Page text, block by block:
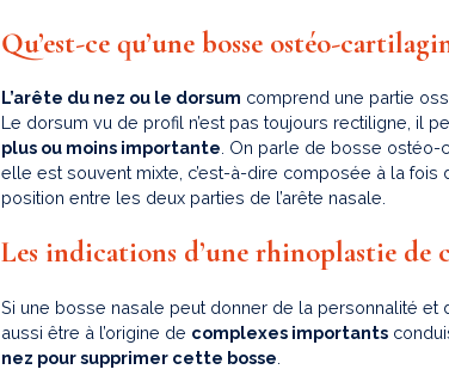
Qu’est-ce qu’une bosse ostéo-
L’arête du nez ou le dorsum comprend une partie
Le dorsum vu de profil n’est pas toujours rectiligne, il
plus ou moins importante . On parle de bosse
elle est souvent mixte, c’est-à-dire composée à la fois
position entre les deux parties de l’arête nasale.
Les indications d’une rhinoplastie de
Si une bosse nasale peut donner de la personnalité et
aussi être à l’origine de complexes importants
nez pour supprimer cette bosse